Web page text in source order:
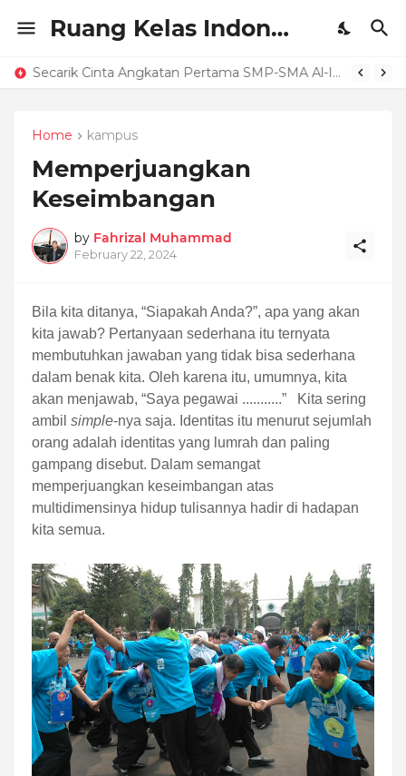
Ruang Kelas Indonesia
Secarik Cinta Angkatan Pertama SMP-SMA Al-Izhar Pondok Labu
Home kampus
Memperjuangkan
Keseimbangan
by Fahrizal Muhammad
February 22, 2024
Bila kita ditanya, “Siapakah Anda?”, apa yang akan
kita jawab? Pertanyaan sederhana itu ternyata
membutuhkan jawaban yang tidak bisa sederhana
dalam benak kita. Oleh karena itu, umumnya, kita
akan menjawab, “Saya pegawai ...........”
Kita sering
ambil simple-nya saja. Identitas itu menurut sejumlah
orang adalah identitas yang lumrah dan paling
gampang disebut. Dalam semangat
memperjuangkan keseimbangan atas
multidimensinya hidup tulisannya hadir di hadapan
kita semua.